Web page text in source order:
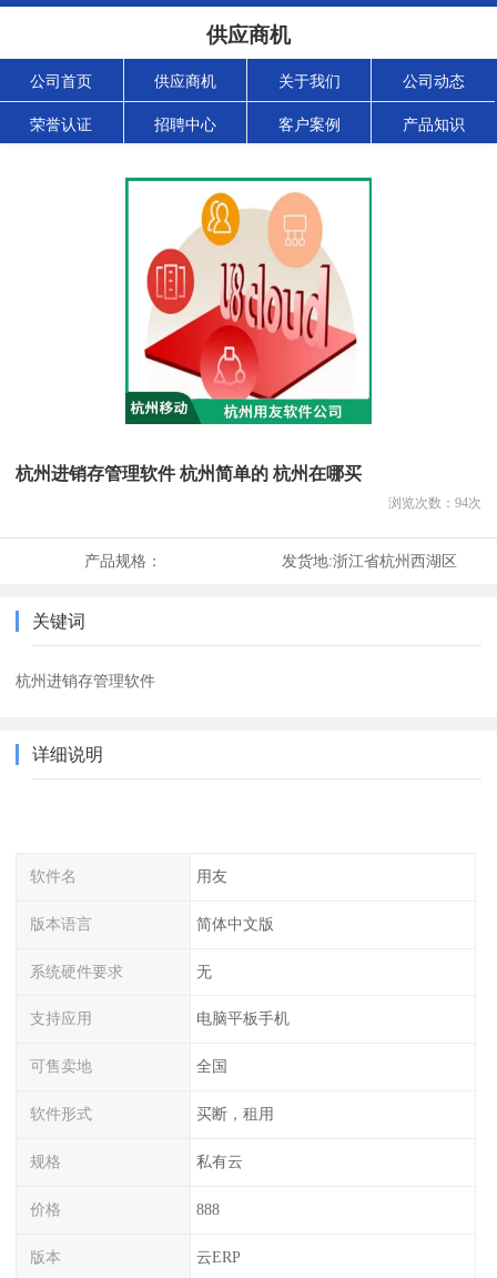
供应商机
公司首页 供应商机 关于我们 公司动态
荣誉认证 招聘中心 客户案例 产品知识
杭州进销存管理软件 杭州简单的 杭州在哪买
浏览次数： 94次
产品规格： 发货地:浙江省杭州西湖区
关键词
杭州进销存管理软件
详细说明
软件名 用友
版本语言 简体中文版
系统硬件要求 无
支持应用 电脑平板手机
可售卖地 全国
软件形式 买断，租用
规格 私有云
价格 888
版本 云ERP